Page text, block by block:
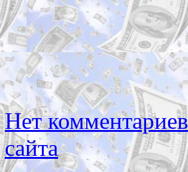
Нет комментариев
сайта